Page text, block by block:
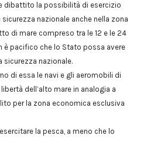
dibattito la possibilità di esercizio
nazionale anche nella zona
di mare compreso tra le 12 e le 24
è pacifico che lo Stato possa avere
nazionale.
di essa le navi e gli aeromobili di
dell’alto mare in analogia a
per la zona economica esclusiva
la pesca, a meno che lo